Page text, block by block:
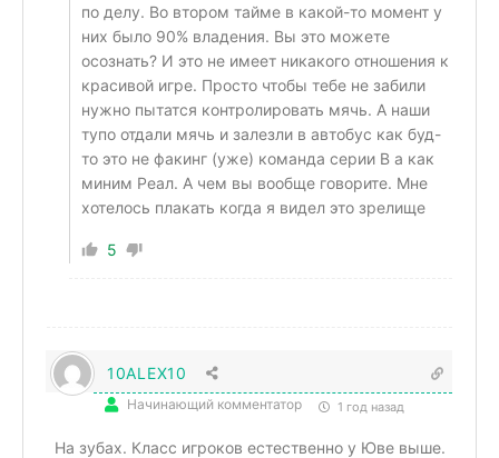
по делу. Во втором тайме в какой-то момент у
них было 90% владения. Вы это можете
осознать? И это не имеет никакого отношения к
красивой игре. Просто чтобы тебе не забили
нужно пытатся контролировать мячь. А наши
тупо отдали мячь и залезли в автобус как буд-
то это не факинг (уже) команда серии В а как
миним Реал. А чем вы вообще говорите. Мне
хотелось плакать когда я видел это зрелище
5
10ALEX10
Начинающий комментатор 1 год назад
На зубах. Класс игроков естественно у Юве выше.